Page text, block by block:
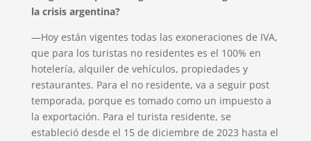
la crisis argentina?
—Hoy están vigentes todas las exoneraciones de IVA,
que para los turistas no residentes es el 100% en
hotelería, alquiler de vehículos, propiedades y
restaurantes. Para el no residente, va a seguir post
temporada, porque es tomado como un impuesto a
la exportación. Para el turista residente, se
estableció desde el 15 de diciembre de 2023 hasta el